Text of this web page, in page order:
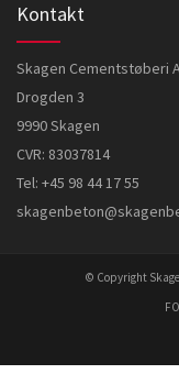
Kontakt
Skagen Cementstøberi
Drogden 3
9990 Skagen
CVR: 83037814
Tel: +45 98 44 17 55
© Copyright